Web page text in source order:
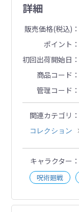
詳細
販売価格(税込)
ポイント
初回出荷開始日
商品コード
管理コード
関連カテゴリ
コレクション
キャラクター
呪術廻戦